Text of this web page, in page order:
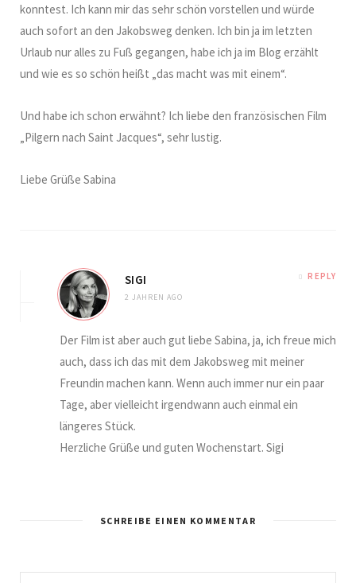
konntest. Ich kann mir das sehr schön vorstellen und würde
auch sofort an den Jakobsweg denken. Ich bin ja im letzten
Urlaub nur alles zu Fuß gegangen, habe ich ja im Blog erzählt
und wie es so schön heißt „das macht was mit einem“.
Und habe ich schon erwähnt? Ich liebe den französischen Film
„Pilgern nach Saint Jacques“, sehr lustig.
Liebe Grüße Sabina
SIGI
2 JAHREN AGO
REPLY
Der Film ist aber auch gut liebe Sabina, ja, ich freue mich
auch, dass ich das mit dem Jakobsweg mit meiner
Freundin machen kann. Wenn auch immer nur ein paar
Tage, aber vielleicht irgendwann auch einmal ein
längeres Stück.
Herzliche Grüße und guten Wochenstart. Sigi
SCHREIBE EINEN KOMMENTAR